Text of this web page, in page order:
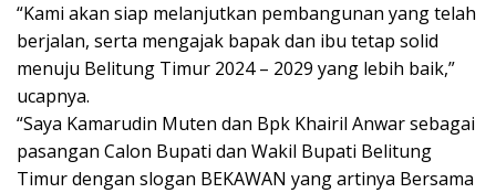
“Kami akan siap melanjutkan pembangunan yang telah
berjalan, serta mengajak bapak dan ibu tetap solid
menuju Belitung Timur 2024 – 2029 yang lebih baik,”
ucapnya.
“Saya Kamarudin Muten dan Bpk Khairil Anwar sebagai
pasangan Calon Bupati dan Wakil Bupati Belitung
Timur dengan slogan BEKAWAN yang artinya Bersama